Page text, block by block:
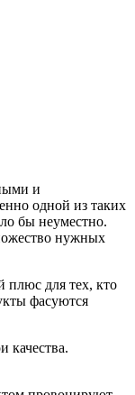
и
одной из таких
бы неуместно.
нужных
плюс для тех, кто
фасуются
качества.